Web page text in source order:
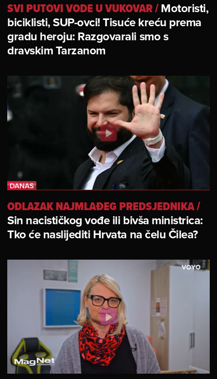
SVI PUTOVI VODE U VUKOVAR/Motoristi,
biciklisti, SUP-ovci! Tisuće kreću prema
gradu heroju: Razgovarali smo s
dravskim Tarzanom
ODLAZAK NAJMLAĐEG PREDSJEDNIKA/
Sin nacističkog vođe ili bivša ministrica:
Tko će naslijediti Hrvata na čelu Čilea?